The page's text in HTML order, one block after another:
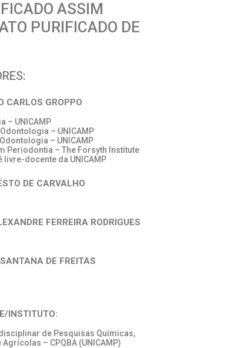
ASSIM
PURIFICADO DE
CARLOS GROPPO
– UNICAMP
– UNICAMP
– UNICAMP
Periodontia – The Forsyth Institute
livre-docente da UNICAMP
DE CARVALHO
FERREIRA RODRIGUES
DE FREITAS
INSTITUTO:
de Pesquisas Químicas,
– CPQBA (UNICAMP)